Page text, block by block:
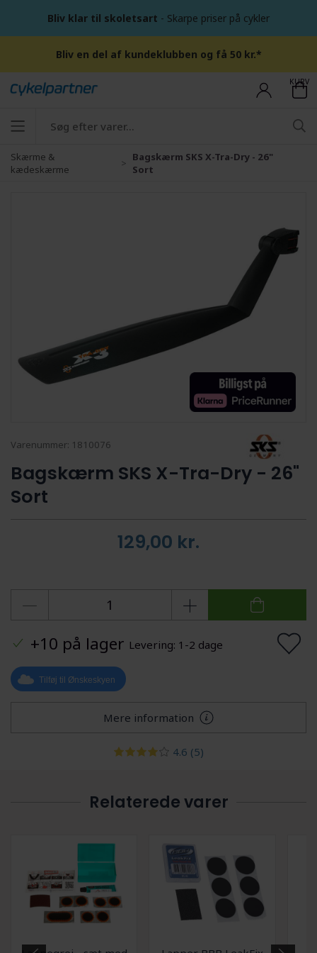
Bliv klar til skoletsart - Skarpe priser på cykler
Bliv en del af kundeklubben og få 50 kr.*
KURV
Skærme &
kædeskærme
Bagskærm SKS X-Tra-Dry - 26"
Sort
Varenummer: 1810076
Bagskærm SKS X-Tra-Dry - 26"
Sort
129,00 kr.
+10 på lager Levering: 1-2 dage
Tilføj til Ønskeskyen
Mere information
4.6 (5)
Relaterede varer